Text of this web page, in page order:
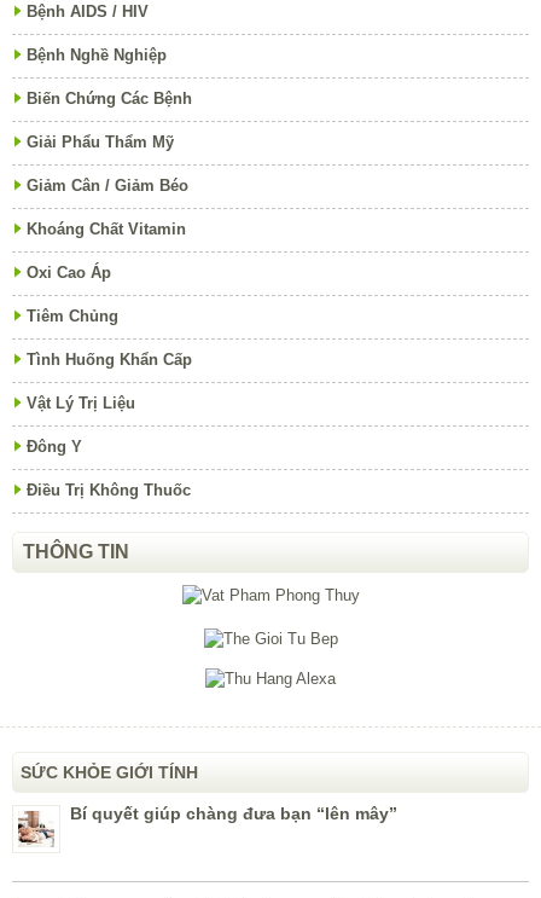
Bệnh AIDS / HIV
Bệnh Nghề Nghiệp
Biến Chứng Các Bệnh
Giải Phẩu Thẩm Mỹ
Giảm Cân / Giảm Béo
Khoáng Chất Vitamin
Oxi Cao Áp
Tiêm Chủng
Tình Huống Khẩn Cấp
Vật Lý Trị Liệu
Đông Y
Điều Trị Không Thuốc
THÔNG TIN
SỨC KHỎE GIỚI TÍNH
Bí quyết giúp chàng đưa bạn “lên mây”